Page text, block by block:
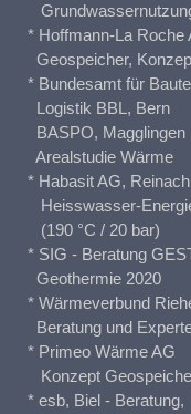
* Hoffmann-La Roche
Geospeicher,
* Bundesamt für
Logistik BBL, Bern
BASPO, Magglingen
Arealstudie Wärme
* Habasit AG, Reinach
Heisswasser-
(190 °C / 20 bar)
* SIG - Beratung
Geothermie 2020
* Wärmeverbund
Beratung und
* Primeo Wärme AG
Konzept
* esb, Biel -